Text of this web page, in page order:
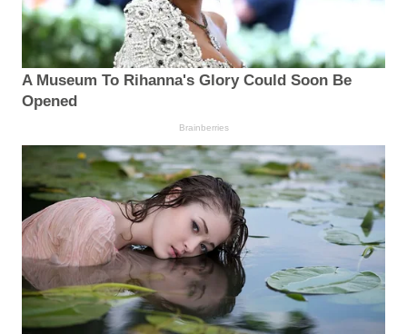
A Museum To Rihanna's Glory Could Soon Be
Opened
Brainberries